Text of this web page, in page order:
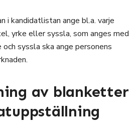
i kandidatlistan ange bl.a. varje
yrke eller syssla, som anges med
syssla ska ange personens
av blanketter